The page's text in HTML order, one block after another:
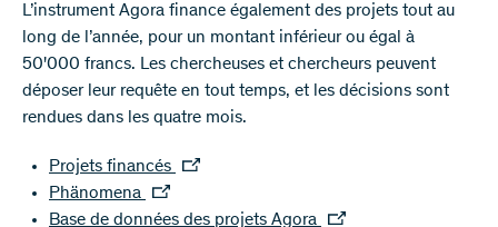
L’instrument Agora finance également des projets tout au
long de l’année, pour un montant inférieur ou égal à
50'000 francs. Les chercheuses et chercheurs peuvent
déposer leur requête en tout temps, et les décisions sont
rendues dans les quatre mois.
Projets financés
Phänomena
Base de données des projets Agora